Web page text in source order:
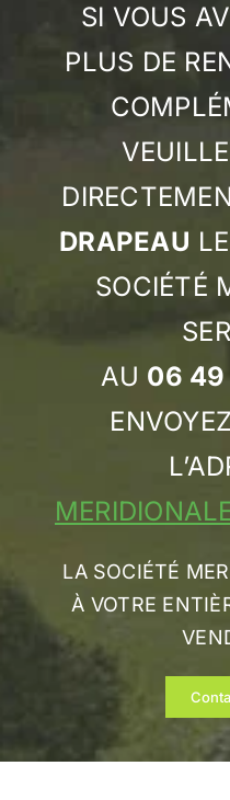
SI VOUS
PLUS DE
DRAPEAU
SOCIÉTÉ
AU 06 49
LA SOCIÉTÉ
À VOTRE